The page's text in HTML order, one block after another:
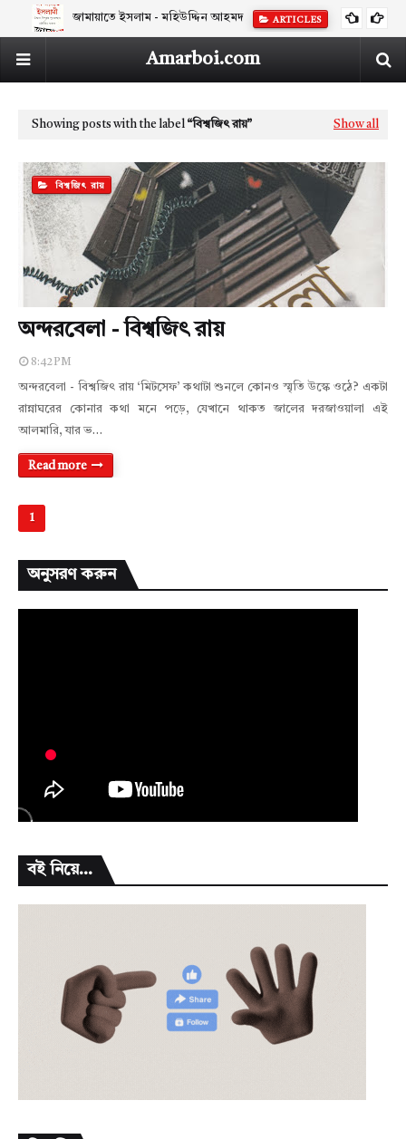
জামায়াতে ইসলাম - মহিউদ্দিন আহমদ ARTICLES
Amarboi.com
Showing posts with the label বিশ্বজিৎ রায় Show all
বিশ্বজিৎ রায়
অন্দরবেলা - বিশ্বজিৎ রায়
8:42 PM
অন্দরবেলা - বিশ্বজিৎ রায় ‘মিটসেফ’ কথাটা শুনলে কোনও স্মৃতি উস্কে ওঠে? একটা
রান্নাঘরের কোনার কথা মনে পড়ে, যেখানে থাকত জালের দরজাওয়ালা এই
আলমারি, যার ভ…
Read more
1
অনুসরণ করুন
বই নিয়ে...